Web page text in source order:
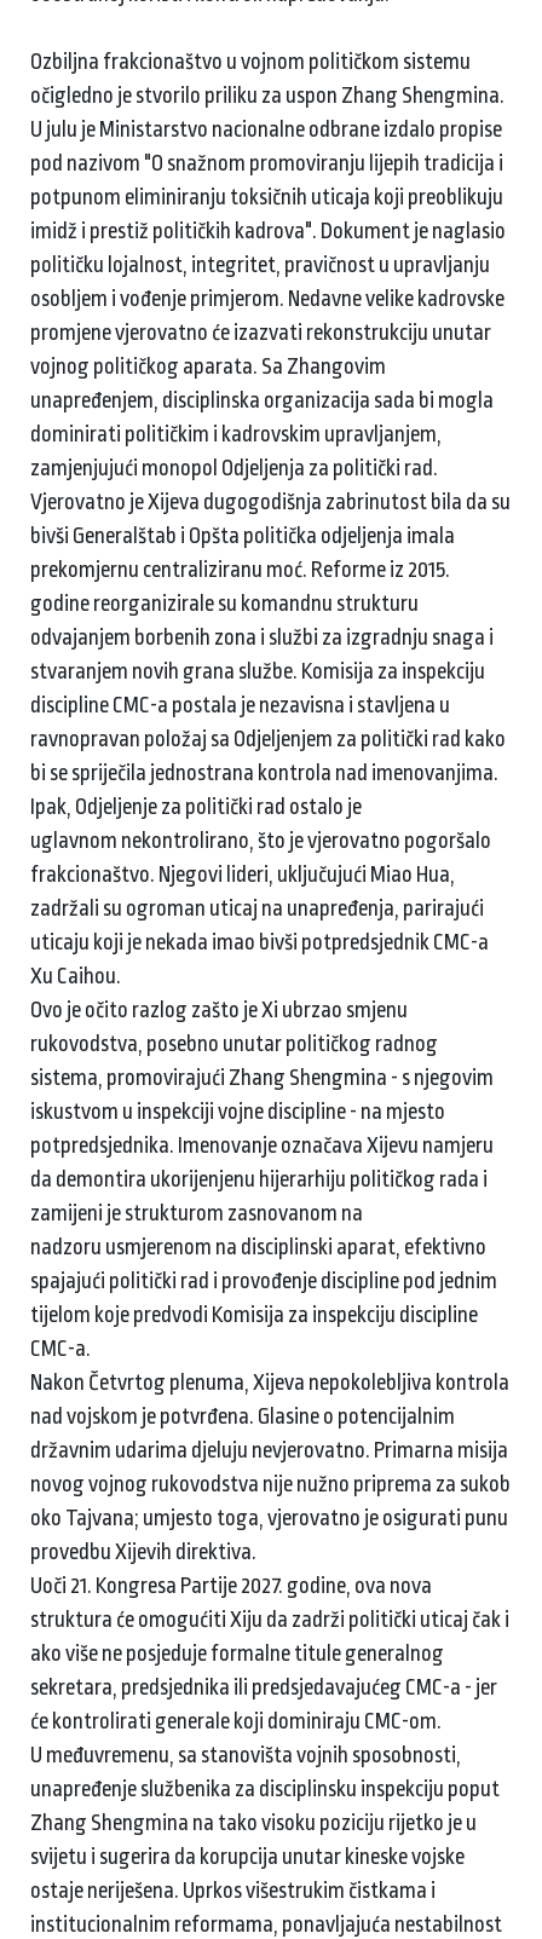
Ozbiljna frakcionaštvo u vojnom političkom sistemu
očigledno je stvorilo priliku za uspon Zhang Shengmina.
U julu je Ministarstvo nacionalne odbrane izdalo propise
pod nazivom "O snažnom promoviranju lijepih tradicija i
potpunom eliminiranju toksičnih uticaja koji preoblikuju
imidž i prestiž političkih kadrova". Dokument je naglasio
političku lojalnost, integritet, pravičnost u upravljanju
osobljem i vođenje primjerom. Nedavne velike kadrovske
promjene vjerovatno će izazvati rekonstrukciju unutar
vojnog političkog aparata. Sa Zhangovim
unapređenjem, disciplinska organizacija sada bi mogla
dominirati političkim i kadrovskim upravljanjem,
zamjenjujući monopol Odjeljenja za politički rad.
Vjerovatno je Xijeva dugogodišnja zabrinutost bila da su
bivši Generalštab i Opšta politička odjeljenja imala
prekomjernu centraliziranu moć. Reforme iz 2015.
godine reorganizirale su komandnu strukturu
odvajanjem borbenih zona i službi za izgradnju snaga i
stvaranjem novih grana službe. Komisija za inspekciju
discipline CMC-a postala je nezavisna i stavljena u
ravnopravan položaj sa Odjeljenjem za politički rad kako
bi se spriječila jednostrana kontrola nad imenovanjima.
Ipak, Odjeljenje za politički rad ostalo je
uglavnom nekontrolirano, što je vjerovatno pogoršalo
frakcionaštvo. Njegovi lideri, uključujući Miao Hua,
zadržali su ogroman uticaj na unapređenja, parirajući
uticaju koji je nekada imao bivši potpredsjednik CMC-a
Xu Caihou.
Ovo je očito razlog zašto je Xi ubrzao smjenu
rukovodstva, posebno unutar političkog radnog
sistema, promovirajući Zhang Shengmina - s njegovim
iskustvom u inspekciji vojne discipline - na mjesto
potpredsjednika. Imenovanje označava Xijevu namjeru
da demontira ukorijenjenu hijerarhiju političkog rada i
zamijeni je strukturom zasnovanom na
nadzoru usmjerenom na disciplinski aparat, efektivno
spajajući politički rad i provođenje discipline pod jednim
tijelom koje predvodi Komisija za inspekciju discipline
CMC-a.
Nakon Četvrtog plenuma, Xijeva nepokolebljiva kontrola
nad vojskom je potvrđena. Glasine o potencijalnim
državnim udarima djeluju nevjerovatno. Primarna misija
novog vojnog rukovodstva nije nužno priprema za sukob
oko Tajvana; umjesto toga, vjerovatno je osigurati punu
provedbu Xijevih direktiva.
Uoči 21. Kongresa Partije 2027. godine, ova nova
struktura će omogućiti Xiju da zadrži politički uticaj čak i
ako više ne posjeduje formalne titule generalnog
sekretara, predsjednika ili predsjedavajućeg CMC-a - jer
će kontrolirati generale koji dominiraju CMC-om.
U međuvremenu, sa stanovišta vojnih sposobnosti,
unapređenje službenika za disciplinsku inspekciju poput
Zhang Shengmina na tako visoku poziciju rijetko je u
svijetu i sugerira da korupcija unutar kineske vojske
ostaje neriješena. Uprkos višestrukim čistkama i
institucionalnim reformama, ponavljajuća nestabilnost